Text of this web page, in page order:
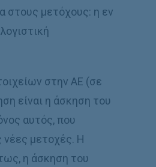
στους μετόχους: η εν
στην ΑΕ (σε
είναι η άσκηση του
αυτός, που
νέες μετοχές. Η
η άσκηση του